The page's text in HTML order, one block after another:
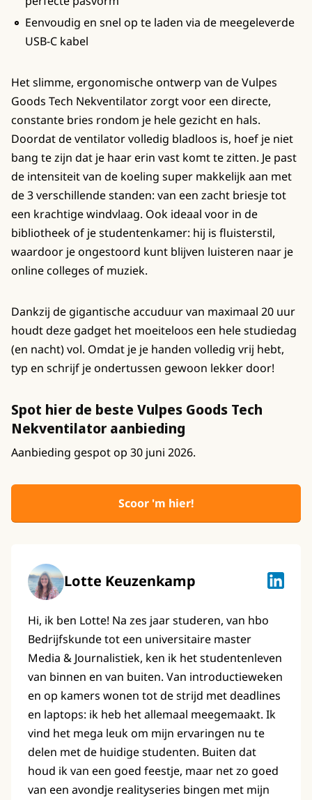
Eenvoudig en snel op te laden via de meegeleverde
USB-C kabel
Het slimme, ergonomische ontwerp van de Vulpes
Goods Tech Nekventilator zorgt voor een directe,
constante bries rondom je hele gezicht en hals.
Doordat de ventilator volledig bladloos is, hoef je niet
bang te zijn dat je haar erin vast komt te zitten. Je past
de intensiteit van de koeling super makkelijk aan met
de 3 verschillende standen: van een zacht briesje tot
een krachtige windvlaag. Ook ideaal voor in de
bibliotheek of je studentenkamer: hij is fluisterstil,
waardoor je ongestoord kunt blijven luisteren naar je
online colleges of muziek.
Dankzij de gigantische accuduur van maximaal 20 uur
houdt deze gadget het moeiteloos een hele studiedag
(en nacht) vol. Omdat je je handen volledig vrij hebt,
typ en schrijf je ondertussen gewoon lekker door!
Spot hier de beste Vulpes Goods Tech
Nekventilator aanbieding
Aanbieding gespot op 30 juni 2026.
Scoor 'm hier!
Lotte Keuzenkamp Lotte
Hi, ik ben Lotte! Na zes jaar studeren, van hbo
Bedrijfskunde tot een universitaire master
Media & Journalistiek, ken ik het studentenleven
van binnen en van buiten. Van introductieweken
en op kamers wonen tot de strijd met deadlines
en laptops: ik heb het allemaal meegemaakt. Ik
vind het mega leuk om mijn ervaringen nu te
delen met de huidige studenten. Buiten dat
houd ik van een goed feestje, maar net zo goed
van een avondje realityseries bingen met mijn